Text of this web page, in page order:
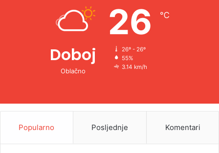
Doboj
Oblačno
26 ℃
26º - 26º
55%
3.14 km/h
Popularno Posljednje Komentari